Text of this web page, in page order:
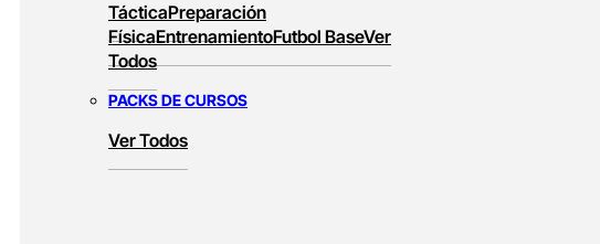
TácticaPreparación
FísicaEntrenamientoFutbol BaseVer
Todos
PACKS DE CURSOS
Ver Todos